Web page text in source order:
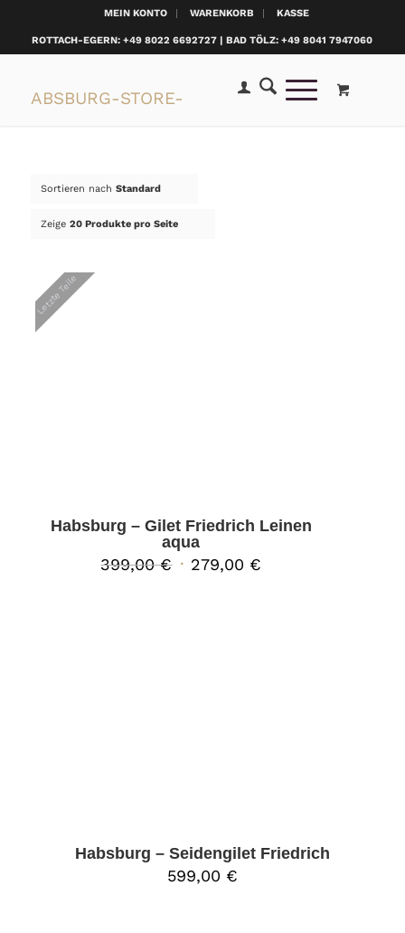
MEIN KONTO WARENKORB KASSE
ROTTACH-EGERN: +49 8022 6692727 | BAD TÖLZ: +49 8041 7947060
Sortieren nach Standard
Zeige 20 Produkte pro Seite
Letzte Teile
Habsburg – Gilet Friedrich Leinen
aqua
399,00€ Ursprünglicher
279,00 €
Habsburg – Seidengilet Friedrich
599,00 €